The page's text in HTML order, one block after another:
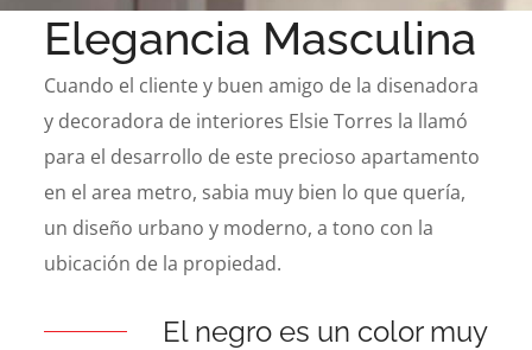
Elegancia Masculina
Cuando el cliente y buen amigo de la disenadora
y decoradora de interiores Elsie Torres la llamó
para el desarrollo de este precioso apartamento
en el area metro, sabia muy bien lo que quería,
un diseño urbano y moderno, a tono con la
ubicación de la propiedad.
El negro es un color muy